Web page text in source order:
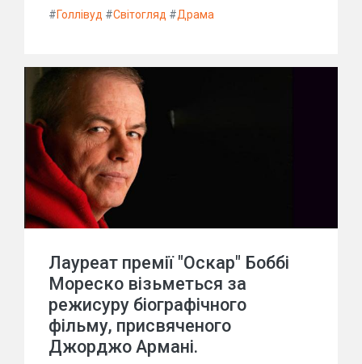
#Голлівуд #Світогляд #Драма
Лауреат премії "Оскар" Боббі
Мореско візьметься за
режисуру біографічного
фільму, присвяченого
Джорджо Армані.